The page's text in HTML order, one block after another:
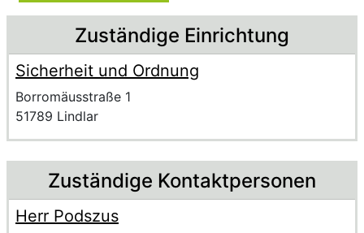
Beschreibung
Zuständige Einrichtung
Name der Einrichtung
Sicherheit und Ordnung
Anschrift der Einrichtung
Strasse und Hausnummer
Borromäusstraße 1
PLZ und Ort
51789 Lindlar
Zuständige Kontaktpersonen
Beschreibung der zuständigen KontaktpersonHerr
Voller Name:
Herr Podszus